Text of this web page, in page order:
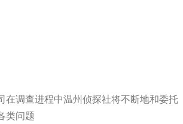
调查进程中温州侦探社将不断地和委托
类问题